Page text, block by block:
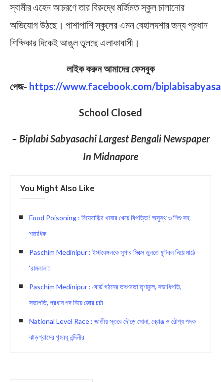
স্বামীর এহেন আচরণে তার বিরুদ্ধে মর্জিমত স্কুল চালানোর
অভিযোগ উঠছে। পাশাপাশি স্কুলের এমন বেহালদশার জন্য প্রধান
শিক্ষিকার দিকেই আঙুল তুলছে এলাকাবাসী।
লাইক করুন আমাদের ফেসবুক
পেজ- https://www.facebook.com/
School Closed
– Biplabi Sabyasachi Largest Bengali Newspaper
In Midnapore
You Might Also Like
Food Poisoning : বিয়েবাড়ির খাবার খেয়ে বিপত্তি! অসুস্থ ৩ শিশু সহ
শতাধিক
Paschim Medinipur : ইস্টবেঙ্গলকে সুপার সিক্সে তুলতে ফুটবল নিয়ে মাঠে
‘রামলাল’!
Paschim Medinipur : বোর্ড গঠনের তৎপরতা তৃণমূলে, সভাধিপতি,
সভাপতি, প্রধান পদ নিয়ে জোর চর্চা
National Level Race : জাতীয় স্তরে দৌড়ে সোনা, ব্রোঞ্জ ও রৌপ্য পদক
ঝাড়গ্রামের গৃহবধূ নন্দিনীর